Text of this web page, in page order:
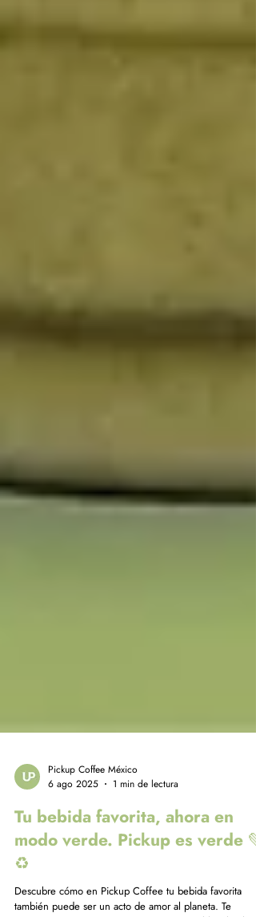
Pickup Coffee México
6 ago 2025
1 min de lectura
Tu bebida favorita, ahora en
modo verde. Pickup es verde 💚
♻️